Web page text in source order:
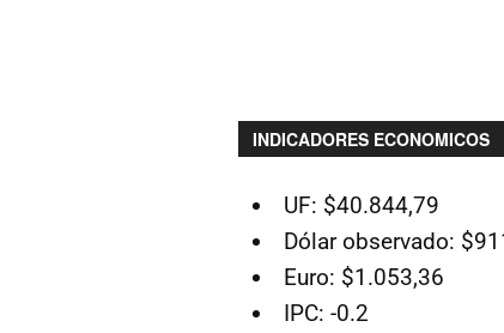
INDICADORES ECONOMICOS
UF: $40.844,79
Dólar observado:
Euro: $1.053,36
IPC: -0.2